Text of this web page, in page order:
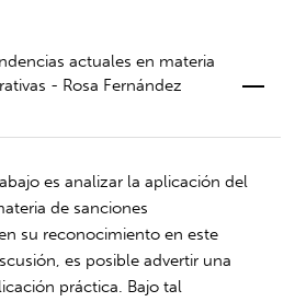
actuales en materia
- Rosa Fernández
es analizar la aplicación del
de sanciones
su reconocimiento en este
es posible advertir una
práctica. Bajo tal